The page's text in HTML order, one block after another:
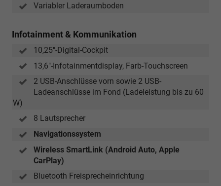
Variabler Laderaumboden
Infotainment & Kommunikation
10,25"-Digital-Cockpit
13,6"-Infotainmentdisplay, Farb-Touchscreen
2 USB-Anschlüsse vorn sowie 2 USB-
Ladeanschlüsse im Fond (Ladeleistung bis zu 60
W)
8 Lautsprecher
Navigationssystem
Wireless SmartLink (Android Auto, Apple
CarPlay)
Bluetooth Freisprecheinrichtung